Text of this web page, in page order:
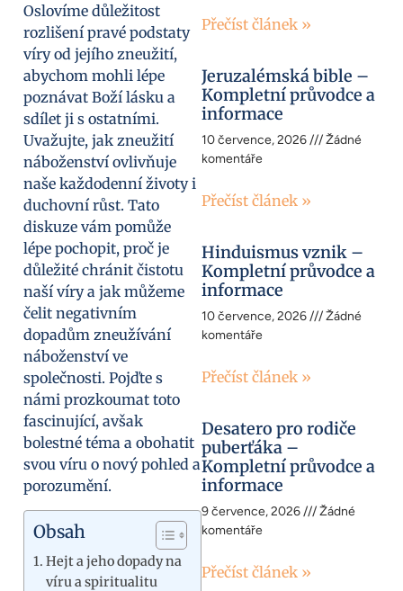
Oslovíme důležitost
rozlišení pravé podstaty
víry od jejího zneužití,
abychom mohli lépe
poznávat Boží lásku a
sdílet ji s ostatními.
Uvažujte, jak zneužití
náboženství ovlivňuje
naše každodenní životy i
duchovní růst. Tato
diskuze vám pomůže
lépe pochopit, proč je
důležité chránit čistotu
naší víry a jak můžeme
čelit negativním
dopadům zneužívání
náboženství ve
společnosti. Pojďte s
námi prozkoumat toto
fascinující, avšak
bolestné téma a obohatit
svou víru o nový pohled a
porozumění.
Obsah
Hejt a jeho dopady na
víru a spiritualitu
Přečíst článek »
Jeruzalémská bible –
Kompletní průvodce a
informace
10 července, 2026
Žádné
komentáře
Přečíst článek »
Hinduismus vznik –
Kompletní průvodce a
informace
10 července, 2026
Žádné
komentáře
Přečíst článek »
Desatero pro rodiče
puberťáka –
Kompletní průvodce a
informace
9 července, 2026
Žádné
komentáře
Přečíst článek »